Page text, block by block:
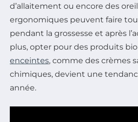
d’allaitement ou encore des
ergonomiques peuvent faire
pendant la grossesse et après
plus, opter pour des produits
enceintes, comme des crèmes
chimiques, devient une
année.